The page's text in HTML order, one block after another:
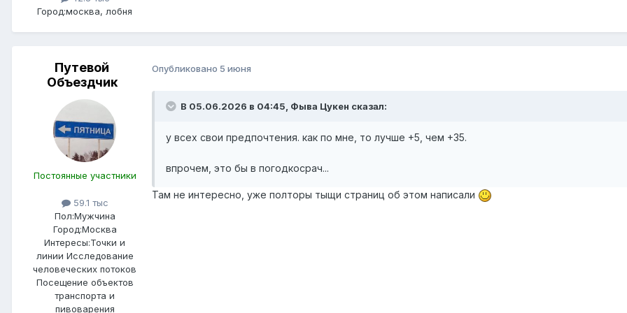
Город:москва, лобня
Путевой
Объездчик
Постоянные участники
59.1 тыс
Пол:Мужчина
Город:Москва
Интересы:Точки и
линии Исследование
человеческих потоков
Посещение объектов
транспорта и
пивоварения
Опубликовано 5 июня
В 05.06.2026 в 04:45, Фыва Цукен сказал:
у всех свои предпочтения. как по мне, то лучше +5, чем +35.
впрочем, это бы в погодкосрач...
Там не интересно, уже полторы тыщи страниц об этом написали